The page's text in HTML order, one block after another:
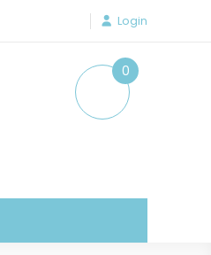
Login
0
item